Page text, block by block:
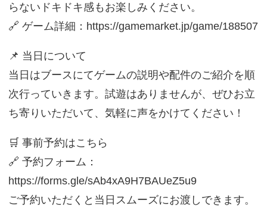
らないドキドキ感もお楽しみください。
🔗 ゲーム詳細：https://gamemarket.jp/game/188507
📌 当日について
当日はブースにてゲームの説明や配件のご紹介を順
次行っていきます。試遊はありませんが、ぜひお立
ち寄りいただいて、気軽に声をかけてください！
🛒 事前予約はこちら
🔗 予約フォーム：
https://forms.gle/sAb4xA9H7BAUeZ5u9
ご予約いただくと当日スムーズにお渡しできます。